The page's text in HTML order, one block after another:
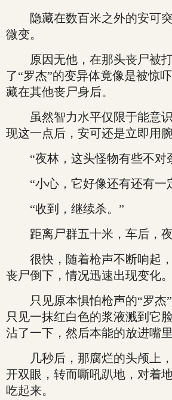
隐藏在数百米之外的安可突
微变。
原因无他，在那头丧尸被打
了“罗杰”的变异体竟像是被惊
藏在其他丧尸身后。
虽然智力水平仅限于能意识
现这一点后，安可还是立即用
“夜林，这头怪物有些不对
“小心，它好像还有还有一
“收到，继续杀。”
距离尸群五十米，车后，夜
很快，随着枪声不断响起，
丧尸倒下，情况迅速出现变化。
只见原本惧怕枪声的“罗杰”
只见一抹红白色的浆液溅到它
沾了一下，然后本能的放进嘴里
几秒后，那腐烂的头颅上，
开双眼，转而嘶吼趴地，对着
吃起来。